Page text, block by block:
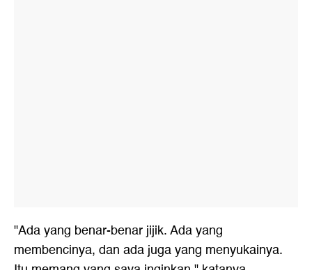
"Ada yang benar-benar jijik. Ada yang
membencinya, dan ada juga yang menyukainya.